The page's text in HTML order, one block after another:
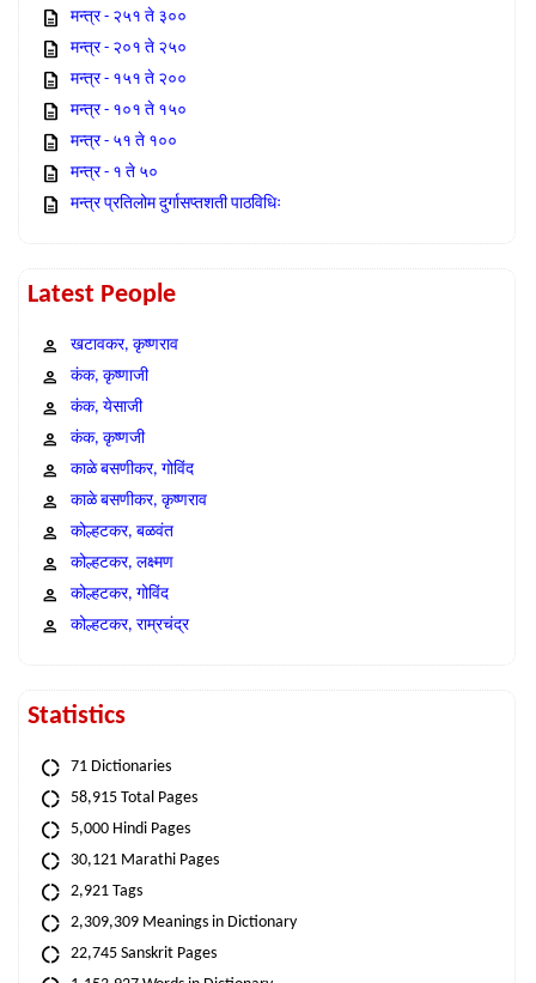
मन्त्र - २५१ ते ३००
मन्त्र - २०१ ते २५०
मन्त्र - १५१ ते २००
मन्त्र - १०१ ते १५०
मन्त्र - ५१ ते १००
मन्त्र - १ ते ५०
मन्त्र प्रतिलोम दुर्गासप्तशती पाठविधिः
Latest People
खटावकर, कृष्णराव
कंक, कृष्णाजी
कंक, येसाजी
कंक, कृष्णजी
काळे बसणीकर, गोविंद
काळे बसणीकर, कृष्णराव
कोल्हटकर, बळवंत
कोल्हटकर, लक्ष्मण
कोल्हटकर, गोविंद
कोल्हटकर, राम्रचंद्र
Statistics
71 Dictionaries
58,915 Total Pages
5,000 Hindi Pages
30,121 Marathi Pages
2,921 Tags
2,309,309 Meanings in Dictionary
22,745 Sanskrit Pages